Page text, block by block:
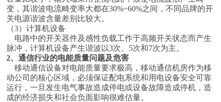
变，其谐波电流畸变率大都在30%~60%之间，不同品牌的开
关电源谐波含量差别比较大。
（3）计算机设备
电路中的开关器件及感性负载工作于高频开关状态而产生
脉冲，计算机设备产生谐波以3次、5次和7次为主。
2、通信行业的电能质量问题及危害
移动通信设备对电能质量要求极高，移动通信机房作为移
动公司的核心区域，必须保证配电系统和用电设备安全可靠
运行，一旦发生电气事故造成停电或设备故障造成停机，造
成的经济损失和社会负面影响很难估量。